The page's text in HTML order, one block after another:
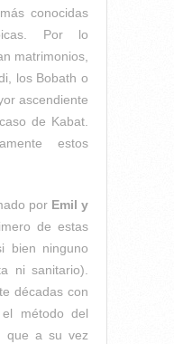
conocidas
Por lo
matrimonios,
los Bobath o
ascendiente
de Kabat.
estos
porEmil y
de estas
bien ninguno
ni sanitario).
décadas con
método del
que a su vez